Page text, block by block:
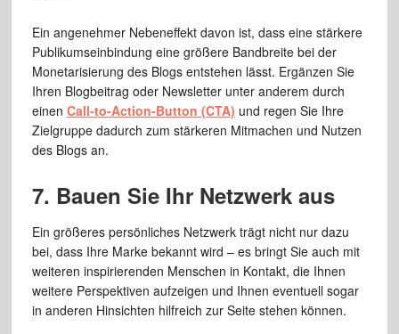
Ein angenehmer Nebeneffekt davon ist, dass eine stärkere
Publikumseinbindung eine größere Bandbreite bei der
Monetarisierung des Blogs entstehen lässt. Ergänzen Sie
Ihren Blogbeitrag oder Newsletter unter anderem durch
einen Call-to-Action-Button (CTA) und regen Sie Ihre
Zielgruppe dadurch zum stärkeren Mitmachen und Nutzen
des Blogs an.
7. Bauen Sie Ihr Netzwerk aus
Ein größeres persönliches Netzwerk trägt nicht nur dazu
bei, dass Ihre Marke bekannt wird – es bringt Sie auch mit
weiteren inspirierenden Menschen in Kontakt, die Ihnen
weitere Perspektiven aufzeigen und Ihnen eventuell sogar
in anderen Hinsichten hilfreich zur Seite stehen können.